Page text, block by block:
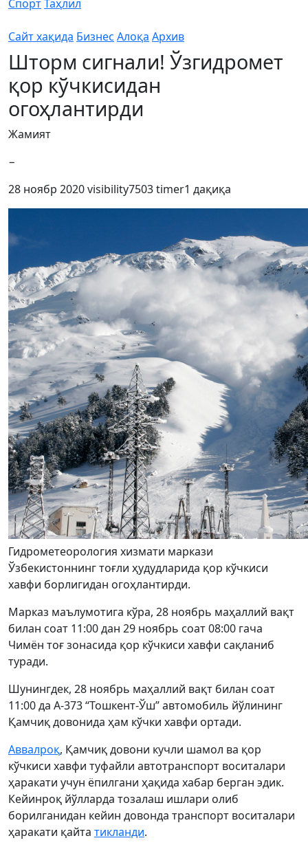
СпортТаҳлил
Сайт хақида Бизнес Алоқа Архив
Шторм сигнали! Ўзгидромет
қор кўчкисидан
огоҳлантирди
Жамият
−
28 ноябр 2020visibility7503timer1 дақиқа
Гидрометеорология хизмати маркази
Ўзбекистоннинг тоғли ҳудудларида қор кўчкиси
хавфи борлигидан огоҳлантирди.
Марказ маълумотига кўра, 28 ноябрь маҳаллий вақт
билан соат 11:00 дан 29 ноябрь соат 08:00 гача
Чимён тоғ зонасида қор кўчкиси хавфи сақланиб
туради.
Шунингдек, 28 ноябрь маҳаллий вақт билан соат
11:00 да А-373 “Тошкент-Ўш” автомобиль йўлининг
Қамчиқ довонида ҳам кўчки хавфи ортади.
Аввалроқ, Қамчиқ довони кучли шамол ва қор
кўчкиси хавфи туфайли автотранспорт воситалари
ҳаракати учун ёпилгани ҳақида хабар берган эдик.
Кейинроқ йўлларда тозалаш ишлари олиб
борилганидан кейин довонда транспорт воситалари
ҳаракати қайта тикланди.